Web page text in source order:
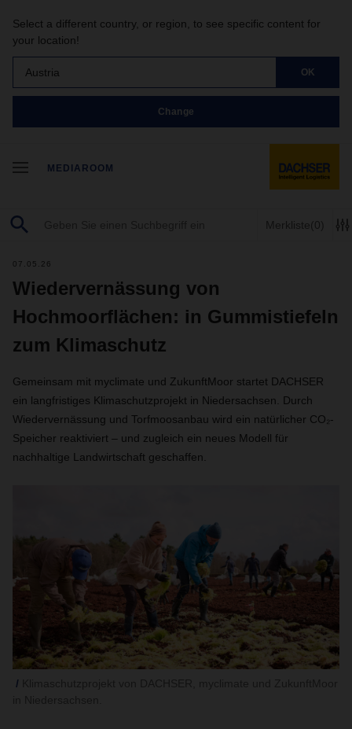
Select a different country, or region, to see specific content for
your location!
Austria OK
Change
MEDIAROOM
Merkliste(0)
07.05.26
Wiedervernässung von
Hochmoorflächen: in Gummistiefeln
zum Klimaschutz
Gemeinsam mit myclimate und ZukunftMoor startet DACHSER
ein langfristiges Klimaschutzprojekt in Niedersachsen. Durch
Wiedervernässung und Torfmoosanbau wird ein natürlicher CO₂-
Speicher reaktiviert – und zugleich ein neues Modell für
nachhaltige Landwirtschaft geschaffen.